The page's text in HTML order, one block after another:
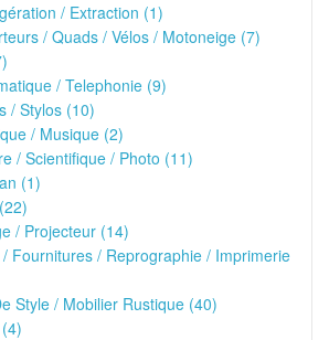
/ Extraction (1)
/ Quads / Vélos / Motoneige (7)
/ Telephonie (9)
/ Stylos (10)
/ Musique (2)
/ Scientifique / Photo (11)
(1)
/ Projecteur (14)
Fournitures / Reprographie / Imprimerie
Style / Mobilier Rustique (40)